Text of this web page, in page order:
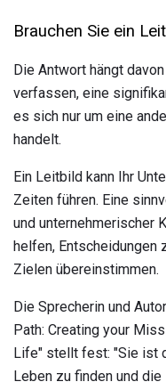
Brauchen Sie ein
Die Antwort hängt
verfassen, eine
es sich nur um eine
handelt.
Ein Leitbild kann Ihr
Zeiten führen. Eine
und unternehmerischer
helfen, Entscheidungen
Zielen übereinstimmen.
Die Sprecherin und
Path: Creating your
Life" stellt fest: "Sie ist
Leben zu finden und